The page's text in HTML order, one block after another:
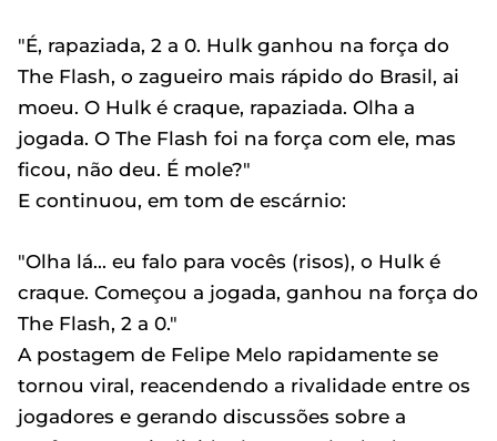
"É, rapaziada, 2 a 0. Hulk ganhou na força do
The Flash, o zagueiro mais rápido do Brasil, ai
moeu. O Hulk é craque, rapaziada. Olha a
jogada. O The Flash foi na força com ele, mas
ficou, não deu. É mole?"
E continuou, em tom de escárnio:
"Olha lá... eu falo para vocês (risos), o Hulk é
craque. Começou a jogada, ganhou na força do
The Flash, 2 a 0."
A postagem de Felipe Melo rapidamente se
tornou viral, reacendendo a rivalidade entre os
jogadores e gerando discussões sobre a